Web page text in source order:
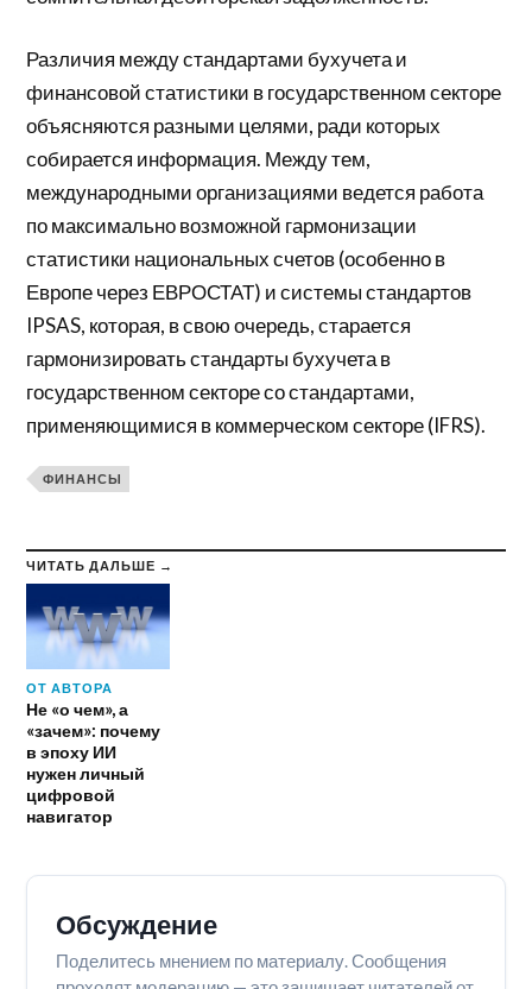
Различия между стандартами бухучета и
финансовой статистики в государственном секторе
объясняются разными целями, ради которых
собирается информация. Между тем,
международными организациями ведется работа
по максимально возможной гармонизации
статистики национальных счетов (особенно в
Европе через ЕВРОСТАТ) и системы стандартов
IPSAS, которая, в свою очередь, старается
гармонизировать стандарты бухучета в
государственном секторе со стандартами,
применяющимися в коммерческом секторе (IFRS).
ФИНАНСЫ
ЧИТАТЬ ДАЛЬШЕ →
ОТ АВТОРА
Не «о чем», а
«зачем»: почему
в эпоху ИИ
нужен личный
цифровой
навигатор
Обсуждение
Поделитесь мнением по материалу. Сообщения